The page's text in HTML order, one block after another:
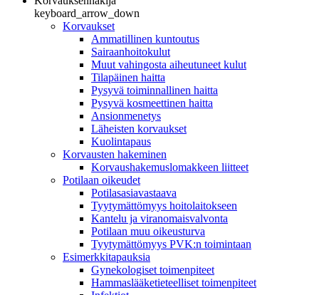
keyboard_arrow_down
Korvaukset
Ammatillinen kuntoutus
Sairaanhoitokulut
Muut vahingosta aiheutuneet kulut
Tilapäinen haitta
Pysyvä toiminnallinen haitta
Pysyvä kosmeettinen haitta
Ansionmenetys
Läheisten korvaukset
Kuolintapaus
Korvausten hakeminen
Korvaushakemuslomakkeen liitteet
Potilaan oikeudet
Potilasasiavastaava
Tyytymättömyys hoitolaitokseen
Kantelu ja viranomaisvalvonta
Potilaan muu oikeusturva
Tyytymättömyys PVK:n toimintaan
Esimerkkitapauksia
Gynekologiset toimenpiteet
Hammaslääketieteelliset toimenpiteet